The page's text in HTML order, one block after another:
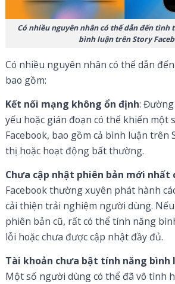
Có nhiều nguyên nhân có thể dẫn đến tình
bình luận trên Story
Có nhiều nguyên nhân có thể dẫn
bao gồm:
Kết nối mạng không ổn định:
yếu hoặc gián đoạn có thể khiến một
Facebook, bao gồm cả bình luận trên
thị hoặc hoạt động bất thường.
Chưa cập nhật phiên bản mới nhất
Facebook thường xuyên phát hành
cải thiện trải nghiệm người dùng.
phiên bản cũ, rất có thể tính năng
lỗi hoặc chưa được cập nhật đầy đủ.
Tài khoản chưa bật tính năng bình
Một số người dùng có thể đã vô tình